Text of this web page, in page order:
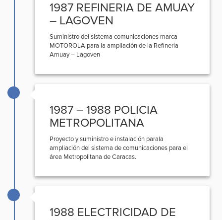
1987 REFINERIA DE AMUAY
– LAGOVEN
Suministro del sistema comunicaciones marca
MOTOROLA para la ampliación de la Refinería
Amuay – Lagoven
1987 – 1988 POLICIA
METROPOLITANA
Proyecto y suministro e instalación parala
ampliación del sistema de comunicaciones para el
área Metropolitana de Caracas.
1988 ELECTRICIDAD DE